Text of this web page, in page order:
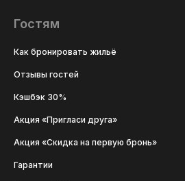
Гостям
Как бронировать жильё
Отзывы гостей
Кэшбэк 30%
Акция «Пригласи друга»
Акция «Скидка на первую бронь»
Гарантии